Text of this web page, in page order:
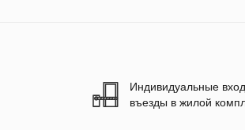
Индивидуальные
въезды в жилой